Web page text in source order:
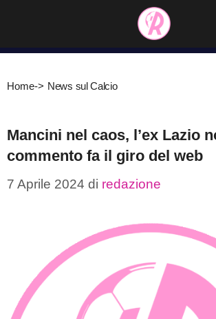
contenuto
Home-> News sul Calcio
Mancini nel caos, l’ex Lazio
commento fa il giro del web
7 Aprile 2024 di redazione